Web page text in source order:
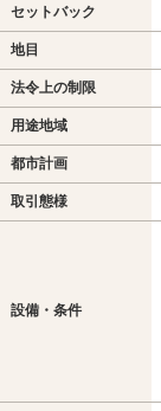
セットバック
地目
法令上の制限
用途地域
都市計画
取引態様
設備・条件